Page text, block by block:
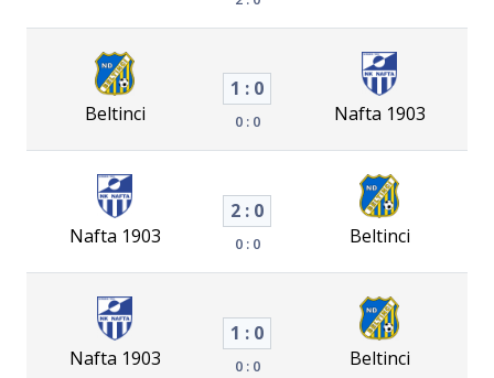
Beltinci
1 : 0
0 : 0 Nafta 1903
Nafta 1903
2 : 0
0 : 0 Beltinci
Nafta 1903
1 : 0
0 : 0 Beltinci